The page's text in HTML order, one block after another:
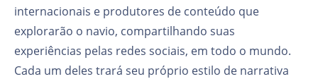
internacionais e produtores de conteúdo que
explorarão o navio, compartilhando suas
experiências pelas redes sociais, em todo o mundo.
Cada um deles trará seu próprio estilo de narrativa